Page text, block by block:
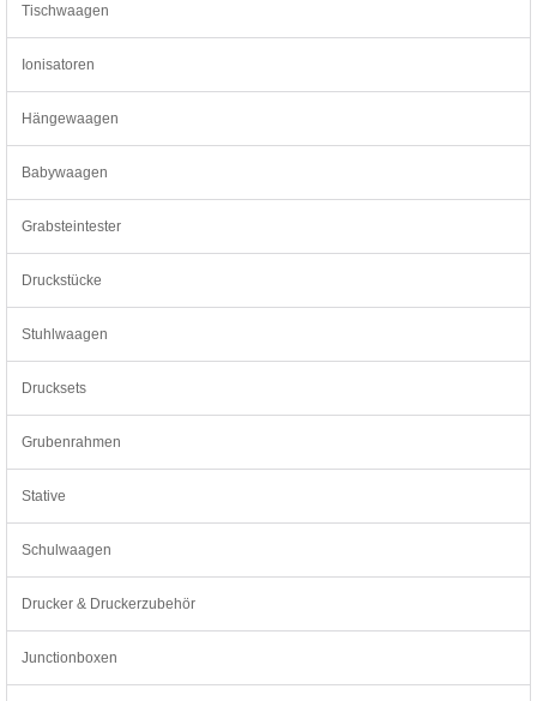
Tischwaagen
Ionisatoren
Hängewaagen
Babywaagen
Grabsteintester
Druckstücke
Stuhlwaagen
Drucksets
Grubenrahmen
Stative
Schulwaagen
Drucker & Druckerzubehör
Junctionboxen